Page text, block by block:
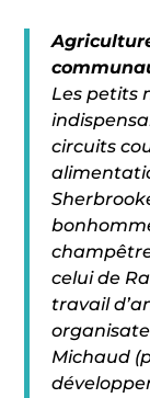
Les petits
circuits
celui de
travail
Michaud